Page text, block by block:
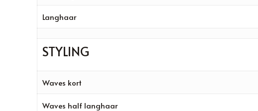
Langhaar
STYLING
Waves kort
Waves half langhaar